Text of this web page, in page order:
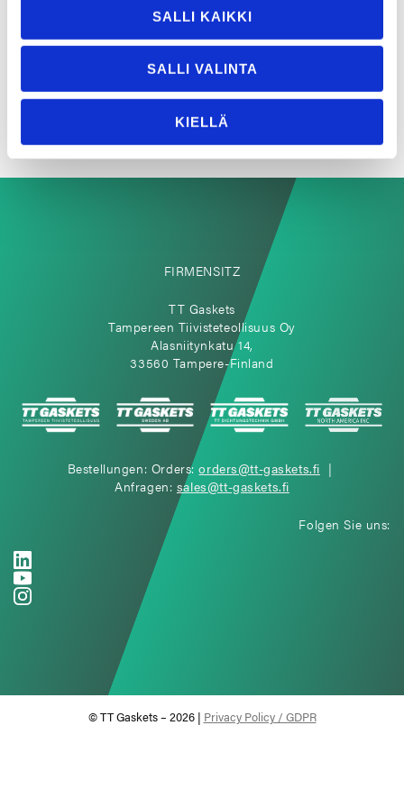
SALLI KAIKKI
SALLI VALINTA
KIELLÄ
Kontaktieren Sie
uns
FIRMENSITZ
TT Gaskets
Tampereen Tiivisteteollisuus Oy
Alasniitynkatu 14,
33560 Tampere-Finland
Bestellungen: Orders:orders@tt-gaskets.fi |
Anfragen: sales@tt-gaskets.fi
Folgen Sie uns:
© TT Gaskets – 2026 | Privacy Policy / GDPR